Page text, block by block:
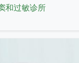
和过敏诊所